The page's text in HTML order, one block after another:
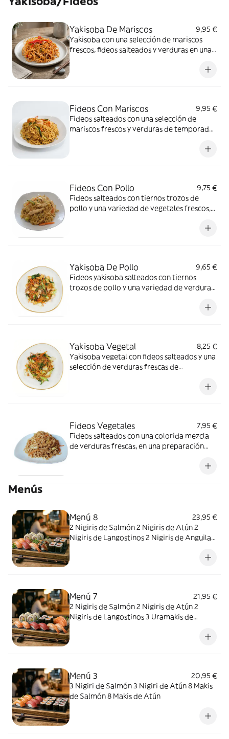
Yakisoba De Mariscos
9,95 €
Yakisoba con una selección de mariscos
frescos, fideos salteados y verduras en una
Fideos Con Mariscos
9,95 €
Fideos salteados con una selección de
mariscos frescos y verduras de temporada,
Fideos Con Pollo
9,75 €
Fideos salteados con tiernos trozos de
pollo y una variedad de vegetales frescos,
Yakisoba De Pollo
9,65 €
Fideos yakisoba salteados con tiernos
trozos de pollo y una variedad de verduras
Yakisoba Vegetal
8,25 €
Yakisoba vegetal con fideos salteados y una
selección de verduras frescas de
Fideos Vegetales
7,95 €
Fideos salteados con una colorida mezcla
de verduras frescas, en una preparación
Menús
Menú 8
23,95 €
2 Nigiris de Salmón 2 Nigiris de Atún 2
Nigiris de Langostinos 2 Nigiris de Anguila
Menú 7
21,95 €
2 Nigiris de Salmón 2 Nigiris de Atún 2
Nigiris de Langostinos 3 Uramakis de
Menú 3
20,95 €
3 Nigiri de Salmón 3 Nigiri de Atún 8 Makis
de Salmón 8 Makis de Atún